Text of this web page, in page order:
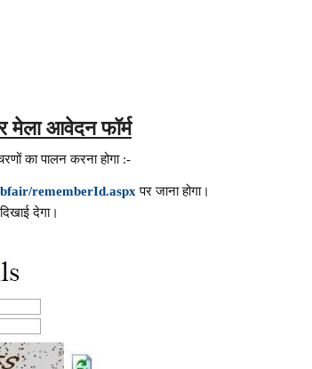
मेला आवेदन फॉर्म
का पालन करना होगा :-
rememberId.aspx पर जाना होगा।
देगा।